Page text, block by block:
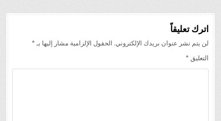
اترك تعليقاً
لن يتم نشر عنوان بريدك الإلكتروني. الحقول الإلزامية مشار إليها بـ *
التعليق *